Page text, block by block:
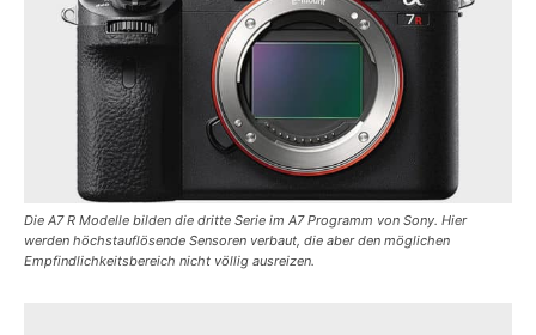
Die A7 R Modelle bilden die dritte Serie im A7 Programm von Sony. Hier
werden höchstauflösende Sensoren verbaut, die aber den möglichen
Empfindlichkeitsbereich nicht völlig ausreizen.